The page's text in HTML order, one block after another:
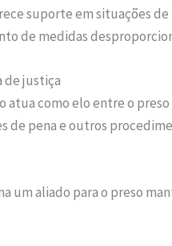
suporte em situações de
de medidas
de justiça
como elo entre o preso
pena e outros
um aliado para o preso